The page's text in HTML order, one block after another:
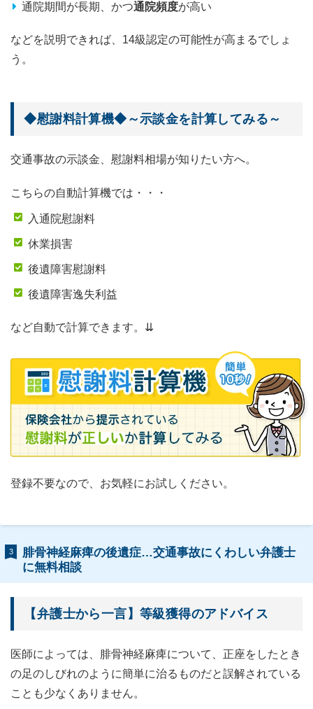
通院期間が長期、かつ通院頻度が高い
などを説明できれば、14級認定の可能性が高まるでしょ
う。
◆慰謝料計算機◆～示談金を計算してみる～
交通事故の示談金、慰謝料相場が知りたい方へ。
こちらの自動計算機では・・・
入通院慰謝料
休業損害
後遺障害慰謝料
後遺障害逸失利益
など自動で計算できます。⇊
登録不要なので、お気軽にお試しください。
3
腓骨神経麻痺の後遺症…交通事故にくわしい弁護士
に無料相談
【弁護士から一言】等級獲得のアドバイス
医師によっては、腓骨神経麻痺について、正座をしたとき
の足のしびれのように簡単に治るものだと誤解されている
ことも少なくありません。